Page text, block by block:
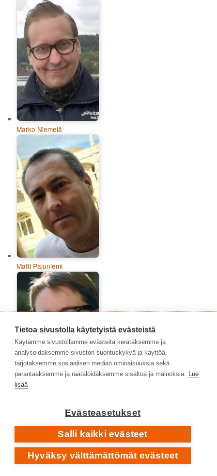
Marko Niemelä
Matti Pajuniemi
Tietoa sivustolla käytetyistä evästeistä
Käytämme sivustollamme evästeitä kerätäksemme ja
analysoidaksemme sivuston suorituskykyä ja käyttöä,
tarjotaksemme sosiaalisen median ominaisuuksia sekä
parantaaksemme ja räätälöidäksemme sisältöä ja mainoksia. Lue
lisää
Evästeasetukset
Salli kaikki evästeet
Hyväksy välttämättömät evästeet